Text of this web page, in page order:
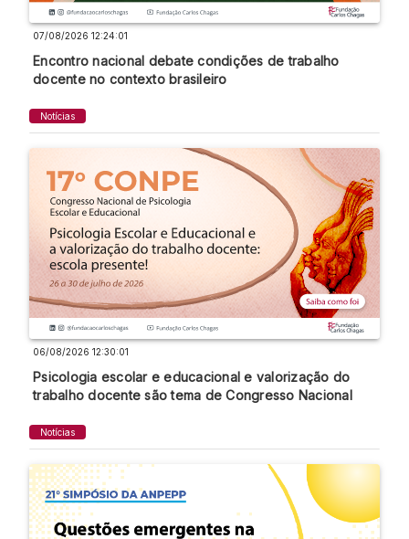
07/08/2026 12:24:01
Encontro nacional debate condições de trabalho
docente no contexto brasileiro
Notícias
06/08/2026 12:30:01
Psicologia escolar e educacional e valorização do
trabalho docente são tema de Congresso Nacional
Notícias